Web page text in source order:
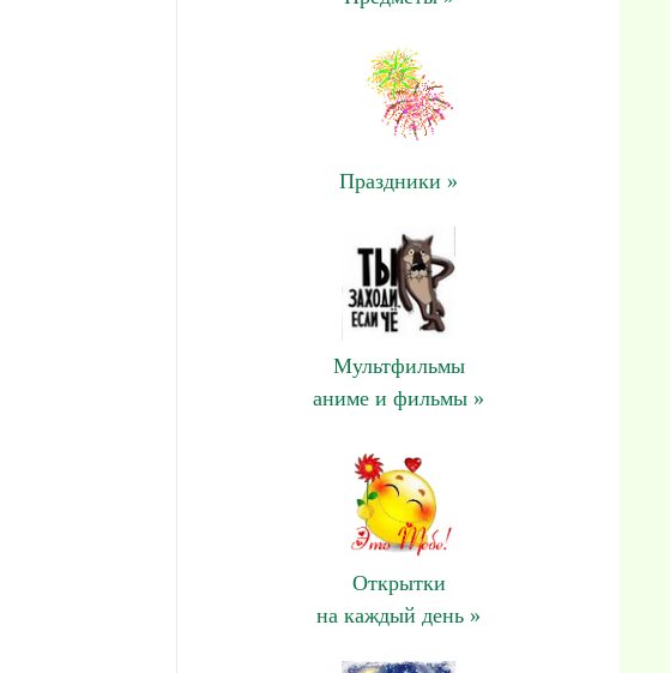
Праздники »
Мультфильмы
аниме и фильмы »
Открытки
на каждый день »